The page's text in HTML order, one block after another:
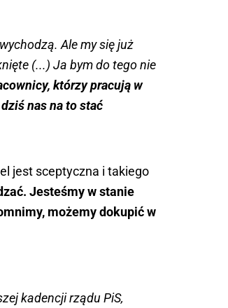
Ale my się już
(...) Ja bym do tego nie
którzy pracują w
nas na to stać
jest sceptyczna i takiego
Jesteśmy w stanie
możemy dokupić w
kadencji rządu PiS,